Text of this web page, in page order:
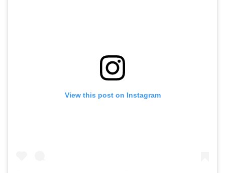
View this post on Instagram